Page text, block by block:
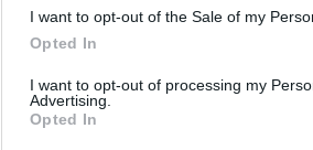
I want to opt-out of the Sale of my
Opted In
I want to opt-out of processing my
Advertising.
Opted InΕΙΣΙΤΗΡΙΑ